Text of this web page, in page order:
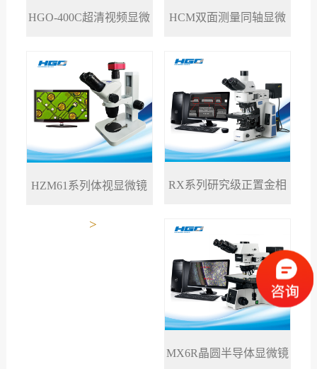
HGO-400C超清视频显微 HCM双面测量同轴显微
HZM61系列体视显微镜
>
RX系列研究级正置金相
显微镜
MX6R晶圆半导体显微镜